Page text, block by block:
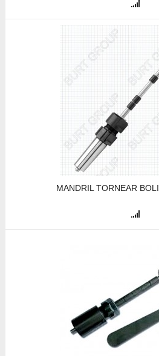
MANDRIL TORNEAR